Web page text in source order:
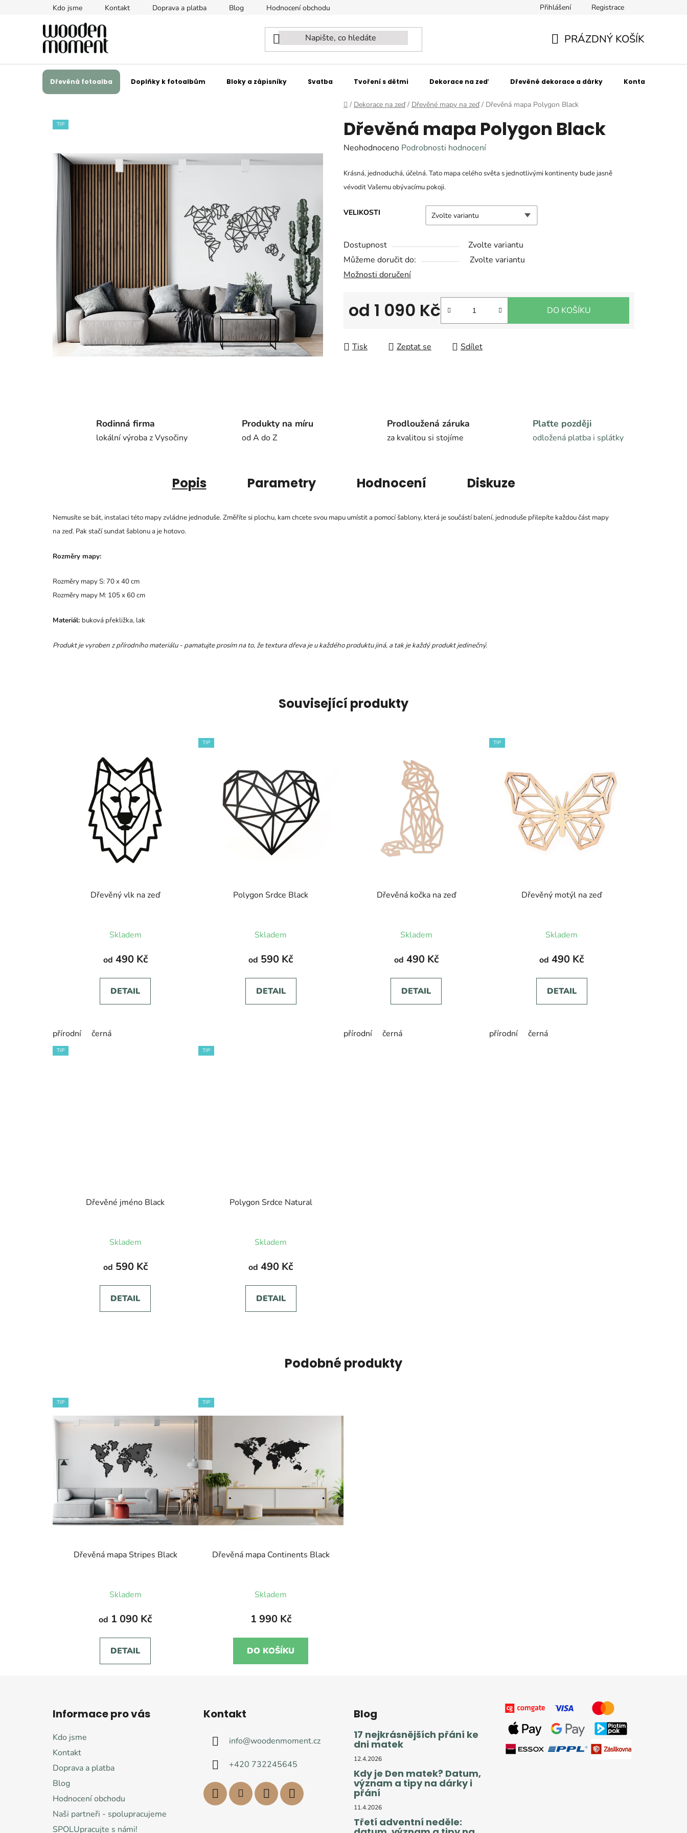
Kdo jsme Kontakt Doprava a platba Blog Hodnocení obchodu SPOLUpracujte s námi! Obchodní podmínky
Přihlášení Registrace
KOŠÍK
PRÁZDNÝ KOŠÍK
Dřevěná fotoalba Doplňky k fotoalbům Bloky a zápisníky Svatba Tvoření s dětmi Dekorace na zeď Dřevěné dekorace a dárky Kontakt
Domů
/ Dekorace na zeď / Dřevěné mapy na zeď / Dřevěná mapa Polygon Black
Dřevěná mapa Polygon Black
Průměrné
produktu
je
z
hvězdiček.
Neohodnoceno Podrobnosti hodnocení
Krásná, jednoduchá, účelná. Tato mapa celého světa s jednotlivými kontinenty bude jasně
vévodit Vašemu obývacímu pokoji.
VELIKOSTI
Dostupnost
Zvolte variantu
Můžeme doručit do:
Zvolte variantu
Možnosti doručení
od 1 090 Kč DO KOŠÍKU
Tisk Zeptat se Sdílet
TIP
Rodinná firma
lokální výroba z Vysočiny
Produkty na míru
od A do Z
Prodloužená záruka
za kvalitou si stojíme
Plaťte později
odložená platba i splátky
Popis Parametry Hodnocení Diskuze
Nemusíte se bát, instalaci této mapy zvládne jednoduše. Změříte si plochu, kam chcete svou mapu umístit a pomocí šablony, která je součástí balení, jednoduše přilepíte každou část mapy
na zeď. Pak stačí sundat šablonu a je hotovo.
Rozměry mapy:
Rozměry mapy S: 70 x 40 cm
Rozměry mapy M: 105 x 60 cm
Materiál: buková překližka, lak
Produkt je vyroben z přírodního materiálu - pamatujte prosím na to, že textura dřeva je u každého produktu jiná, a tak je každý produkt jedinečný.
Související produkty
Dřevěný vlk na zeď
Skladem
od 490 Kč
DETAIL
přírodní černá
TIP
Polygon Srdce Black
Skladem
od 590 Kč
DETAIL
Dřevěná kočka na zeď
Skladem
od 490 Kč
DETAIL
přírodní černá
TIP
Dřevěný motýl na zeď
Skladem
od 490 Kč
DETAIL
přírodní černá
TIP
Dřevěné jméno Black
Skladem
od 590 Kč
DETAIL
TIP
Polygon Srdce Natural
Skladem
od 490 Kč
DETAIL
Podobné produkty
TIP
Dřevěná mapa Stripes Black
Skladem
od 1 090 Kč
DETAIL
TIP
Dřevěná mapa Continents Black
Skladem
1 990 Kč
DO KOŠÍKU
Informace pro vás
Kdo jsme
Kontakt
Doprava a platba
Blog
Hodnocení obchodu
Naši partneři - spolupracujeme
SPOLUpracujte s námi!
Kontakt
info@woodenmoment.cz
+420 732245645
Blog
17 nejkrásnějších přání ke
dni matek
12.4.2026
Kdy je Den matek? Datum,
význam a tipy na dárky i
přání
11.4.2026
Třetí adventní neděle: